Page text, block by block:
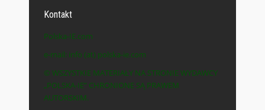
Kontakt
Polska-IE.com
e-mail: info (at) polska-ie.com
© WSZYSTKIE MATERIAŁY NA STRONIE WYDAWCY
„POLSKA-IE” CHRONIONE SĄ PRAWEM
AUTORSKIM.